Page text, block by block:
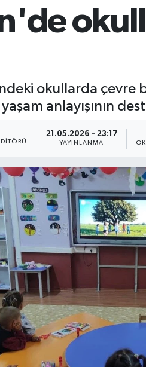
okullarda çevre
anlayışının
21.05.2026 - 23:17
YAYINLANMA